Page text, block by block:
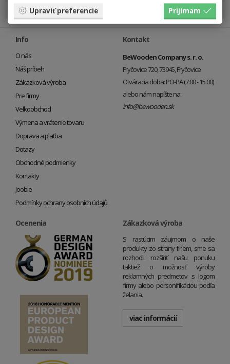
Info
O nás
Náš príbeh
Zákazková výroba
Pre firmy
Veľkoobchod
Výmena a vrátenie tovaru
Doprava a platba
Dotazy
Obchodné podmienky
Kontakty
Jooble
Podmínky ochrany osobních údajů
Kontakt
BeWooden Company s. r. o.
Fryčovice 720, 73945, Fryčovice
Otváracia doba: PO-PA (7:00 - 15:00)
alebo nám napíšte na:
info@bewooden.sk
Ocenenia Zákazková výroba
S rastúcim záujmom o naše
produkty zo strany firiem, sme sa
rozhodli rozšíriť našu ponuku
taktiež o možnosť výroby
reklamných predmetov s logom
firmy alebo personifikáciou podľa
želania.
viac informácií
Upraviť preferencie Prijímam